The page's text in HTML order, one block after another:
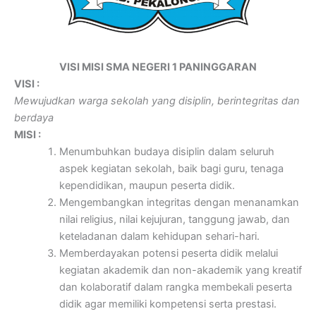
VISI MISI SMA NEGERI 1 PANINGGARAN
VISI :
Mewujudkan warga sekolah yang disiplin, berintegritas dan
berdaya
MISI :
Menumbuhkan budaya disiplin dalam seluruh
aspek kegiatan sekolah, baik bagi guru, tenaga
kependidikan, maupun peserta didik.
Mengembangkan integritas dengan menanamkan
nilai religius, nilai kejujuran, tanggung jawab, dan
keteladanan dalam kehidupan sehari-hari.
Memberdayakan potensi peserta didik melalui
kegiatan akademik dan non-akademik yang kreatif
dan kolaboratif dalam rangka membekali peserta
didik agar memiliki kompetensi serta prestasi.